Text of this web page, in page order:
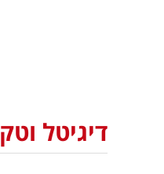
דיגיטל וטק